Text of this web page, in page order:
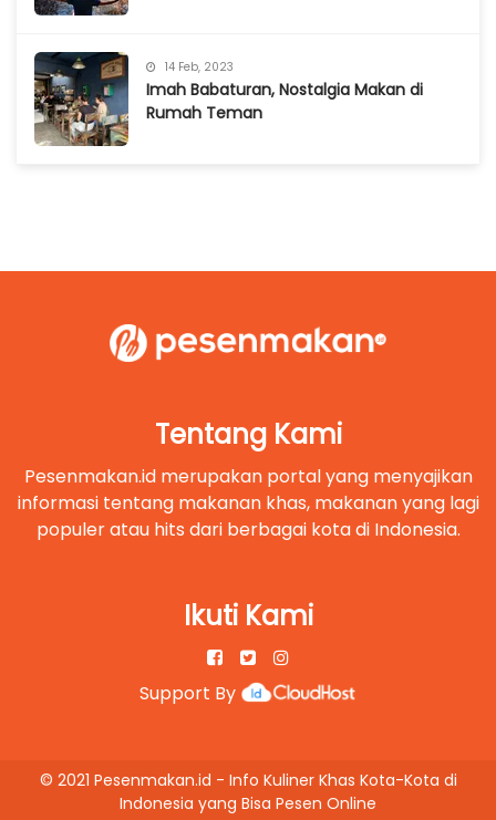
14 Feb, 2023
Imah Babaturan, Nostalgia Makan di
Rumah Teman
Tentang Kami
Pesenmakan.id merupakan portal yang menyajikan
informasi tentang makanan khas, makanan yang lagi
populer atau hits dari berbagai kota di Indonesia.
Ikuti Kami
Support By
© 2021 Pesenmakan.id - Info Kuliner Khas Kota-Kota di
Indonesia yang Bisa Pesen Online